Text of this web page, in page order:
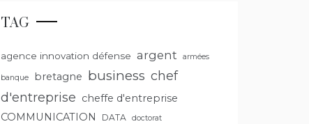
TAG
agence innovation défense argent armées
banque bretagne business chef
d'entreprise cheffe d'entreprise
COMMUNICATION
DATA doctorat